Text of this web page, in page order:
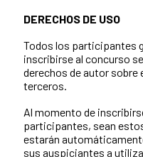
DERECHOS DE USO
Todos los participantes
inscribirse al concurso
derechos de autor sobre
terceros.
Al momento de
participantes, sean
estarán
sus auspiciantes a